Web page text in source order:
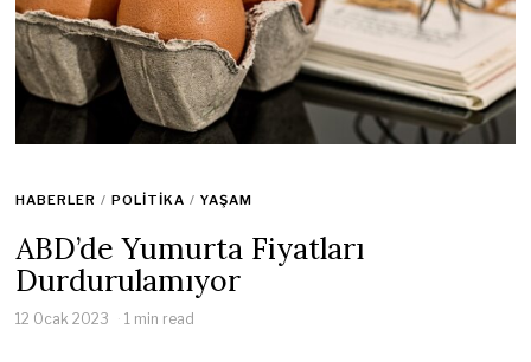
HABERLER / POLITIKA / YAŞAM
ABD’de Yumurta Fiyatları
Durdurulamıyor
12 Ocak 2023 1 min read